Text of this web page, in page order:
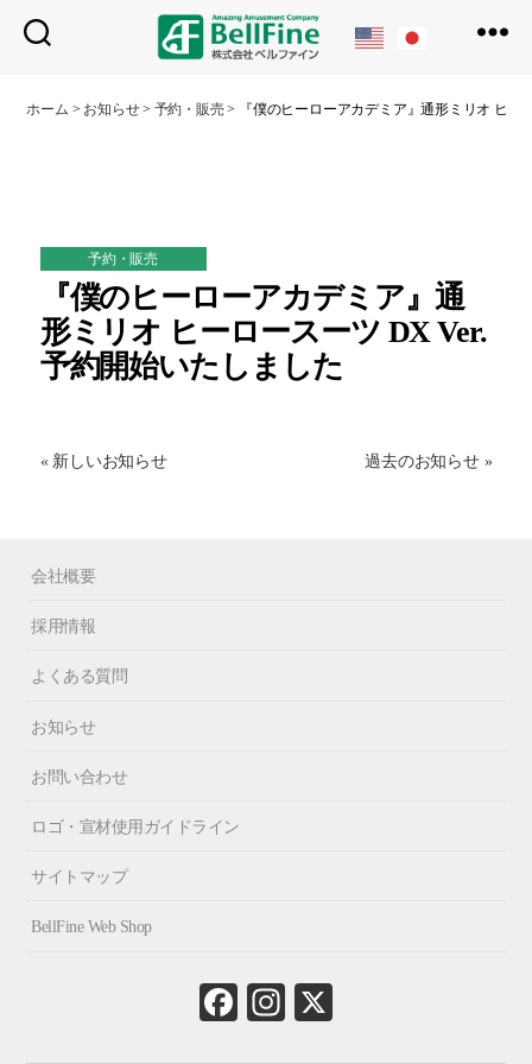
フ
ホーム > お知らせ> 予約・販売> 『僕のヒーローアカデミア』通形ミリオ ヒ
予約・販売
『僕のヒーローアカデミア』通
形ミリオ ヒーロースーツ DX Ver.
予約開始いたしました
« 新しいお知らせ 過去のお知らせ »
会社概要
採用情報
よくある質問
お知らせ
お問い合わせ
ロゴ・宣材使用ガイドライン
サイトマップ
BellFine Web Shop
Fa
ce
In
st